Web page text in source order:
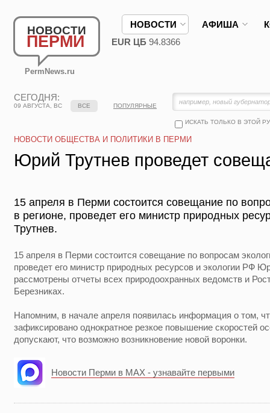
НОВОСТИ
ПЕРМИ
PermNews.ru
НОВОСТИ АФИША
EUR ЦБ 94.8366
СЕГОДНЯ:
09 АВГУСТА, ВС
ИСКАТЬ ТОЛЬКО В ЭТОЙ
ВСЕ ПОПУЛЯРНЫЕ
НОВОСТИ ОБЩЕСТВА И ПОЛИТИКИ В ПЕРМИ
Юрий Трутнев проведет
15 апреля в Перми состоится совещание по
в регионе, проведет его министр природных
Трутнев.
15 апреля в Перми состоится совещание по вопросам
проведет его министр природных ресурсов и экологии РФ
рассмотрены отчеты всех природоохранных ведомств и
Березниках.
Напомним, в начале апреля появилась информация о том,
зафиксировано однократное резкое повышение скоростей
допускают, что возможно возникновение новой воронки.
Новости Перми в MAX - узнавайте первыми